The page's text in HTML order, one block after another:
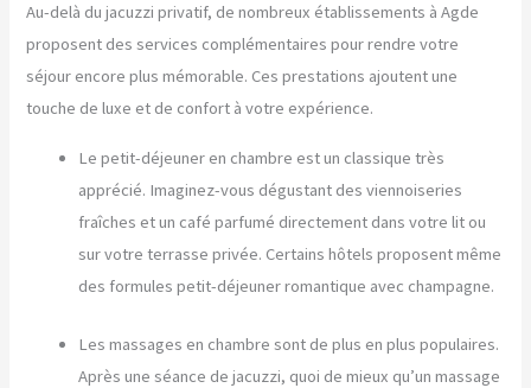
Au-delà du jacuzzi privatif, de nombreux établissements à Agde
proposent des services complémentaires pour rendre votre
séjour encore plus mémorable. Ces prestations ajoutent une
touche de luxe et de confort à votre expérience.
Le petit-déjeuner en chambre est un classique très
apprécié. Imaginez-vous dégustant des viennoiseries
fraîches et un café parfumé directement dans votre lit ou
sur votre terrasse privée. Certains hôtels proposent même
des formules petit-déjeuner romantique avec champagne.
Les massages en chambre sont de plus en plus populaires.
Après une séance de jacuzzi, quoi de mieux qu’un massage